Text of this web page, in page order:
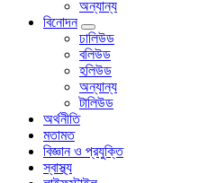
অন্যান্য
বিনোদন
ঢালিউড
বলিউড
হলিউড
অন্যান্য
টালিউড
অর্থনীতি
মতামত
বিজ্ঞান ও প্রযুক্তি
স্বাস্থ্য